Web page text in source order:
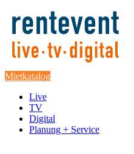
Mietkatalog
Live
TV
Digital
Planung + Service